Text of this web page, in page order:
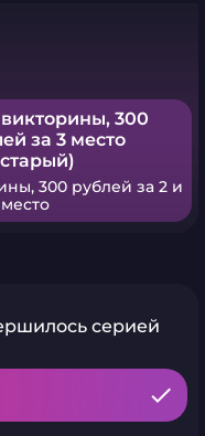
300
за 3 место
300 рублей за 2 и
серией